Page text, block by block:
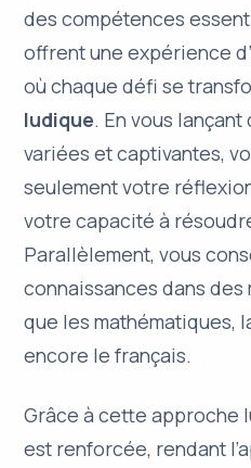
des compétences
offrent une expérience
où chaque défi se
ludique. En vous
variées et captivantes,
seulement votre
votre capacité à
Parallèlement, vous
connaissances dans
que lesmathématiques,
encore lefrançais.
Grâce à cette approche
est renforcée, rendant